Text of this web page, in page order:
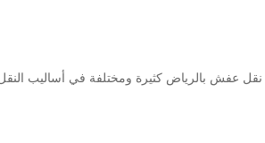
عفش بالرياض كثيرة ومختلفة في أساليب